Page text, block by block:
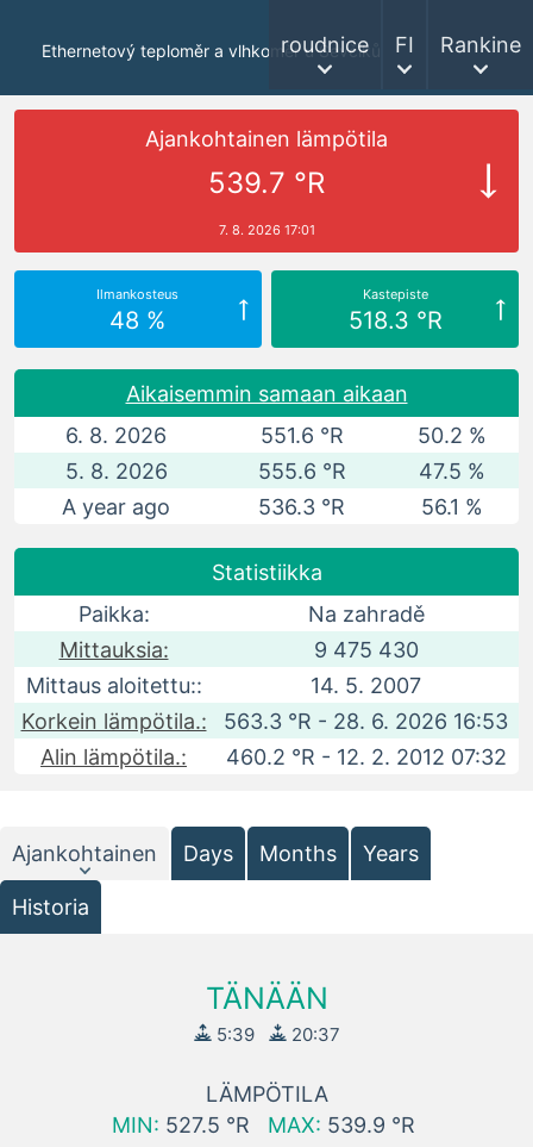
Ethernetový teploměr a vlhkoměr u Ševčíků
roudnice FI Rankine
Ajankohtainen lämpötila
539.7 °R
7. 8. 2026 17:01
Ilmankosteus
48 %
Kastepiste
518.3 °R
Aikaisemmin samaan aikaan
6. 8. 2026
551.6 °R
50.2 %
5. 8. 2026
555.6 °R
47.5 %
A year ago
536.3 °R 56.1 %
Statistiikka
Paikka:
Na zahradě
Mittauksia:
9 475 430
Mittaus aloitettu::
14. 5. 2007
Korkein lämpötila.:
563.3 °R - 28. 6. 2026 16:53
Alin lämpötila.:
460.2 °R - 12. 2. 2012 07:32
Ajankohtainen Days Months Years
Historia
TÄNÄÄN
5:39 20:37
LÄMPÖTILA
MIN: 527.5 °R MAX: 539.9 °R